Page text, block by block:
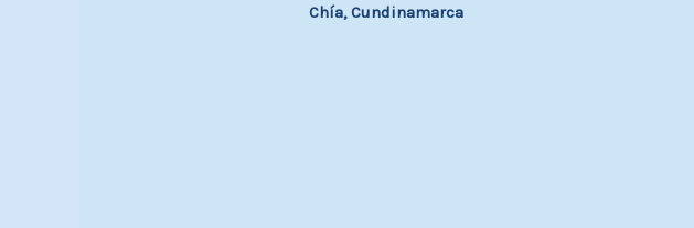
Chía, Cundinamarca